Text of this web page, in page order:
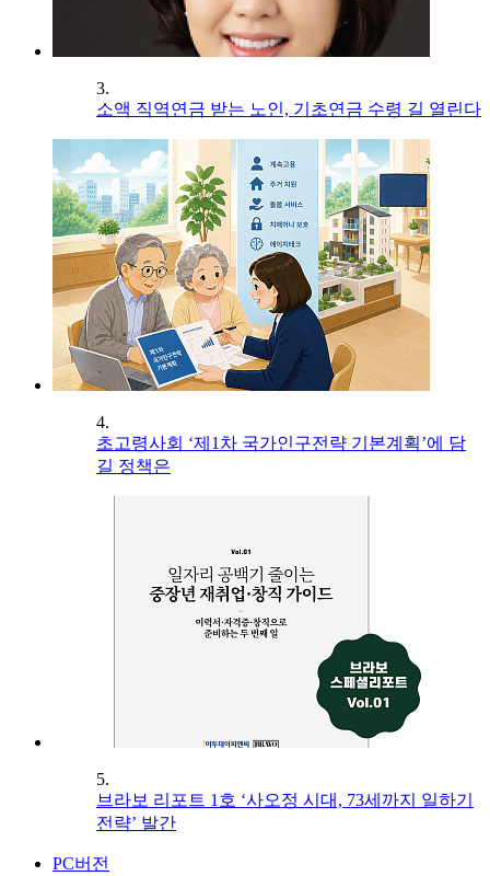
3.
소액 직역연금 받는 노인, 기초연금 수령 길 열린다
4.
초고령사회 ‘제1차 국가인구전략 기본계획’에 담
길 정책은
5.
브라보 리포트 1호 ‘사오정 시대, 73세까지 일하기
전략’ 발간
PC버전